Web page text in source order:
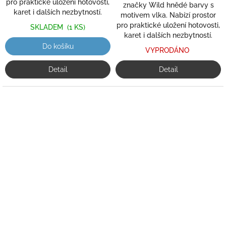
pro praktické uložení hotovosti,
karet i dalších nezbytností.
SKLADEM (1 KS)
Do košíku
Detail
značky Wild hnědé barvy s
motivem vlka. Nabízí prostor
pro praktické uložení hotovosti,
karet i dalších nezbytností.
VYPRODÁNO
Detail